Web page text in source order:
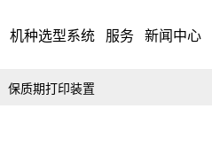
机种选型系统 服务 新闻中心
保质期打印装置